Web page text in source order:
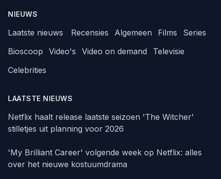
NIEUWS
Laatste nieuws Recensies Algemeen Films
Series
Bioscoop
Video's Video on demand
Televisie
Celebrities
LAATSTE NIEUWS
Netflix haalt release laatste seizoen 'The Witcher'
stilletjes uit planning voor 2026
'My Brilliant Career' volgende week op Netflix: alles
over het nieuwe kostuumdrama